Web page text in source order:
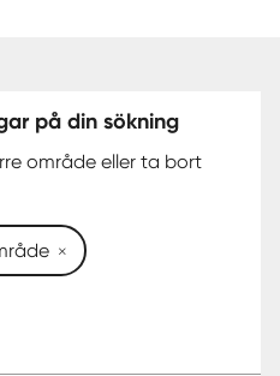
på din sökning
område eller ta bort